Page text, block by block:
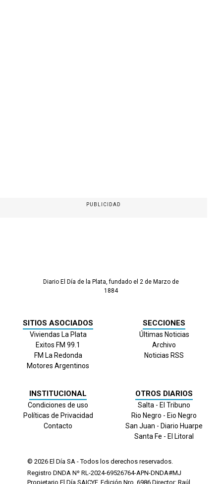
PUBLICIDAD
Diario El Día de la Plata, fundado el 2 de Marzo de
1884
SITIOS ASOCIADOS
Viviendas La Plata
Exitos FM 99.1
FM La Redonda
Motores Argentinos
SECCIONES
Últimas Noticias
Archivo
Noticias RSS
INSTITUCIONAL
Condiciones de uso
Políticas de Privacidad
Contacto
OTROS DIARIOS
Salta - El Tribuno
Rio Negro - Eio Negro
San Juan - Diario Huarpe
Santa Fe - El Litoral
© 2026 El Día SA - Todos los derechos reservados.
Registro DNDA Nº RL-2024-69526764-APN-DNDA#MJ
Propietario El Día SAICYF. Edición Nro. 6986 Director: Raúl